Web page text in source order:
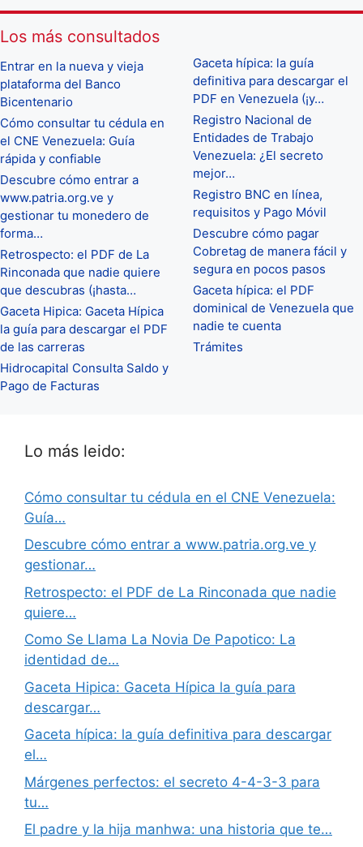
Los más consultados
Entrar en la nueva y vieja
plataforma del Banco
Bicentenario
Cómo consultar tu cédula en
el CNE Venezuela: Guía
rápida y confiable
Descubre cómo entrar a
www.patria.org.ve y
gestionar tu monedero de
forma…
Retrospecto: el PDF de La
Rinconada que nadie quiere
que descubras (¡hasta…
Gaceta Hipica: Gaceta Hípica
la guía para descargar el PDF
de las carreras
Hidrocapital Consulta Saldo y
Pago de Facturas
Gaceta hípica: la guía
definitiva para descargar el
PDF en Venezuela (¡y…
Registro Nacional de
Entidades de Trabajo
Venezuela: ¿El secreto
mejor…
Registro BNC en línea,
requisitos y Pago Móvil
Descubre cómo pagar
Cobretag de manera fácil y
segura en pocos pasos
Gaceta hípica: el PDF
dominical de Venezuela que
nadie te cuenta
Trámites
Lo más leido:
Cómo consultar tu cédula en el CNE Venezuela:
Guía…
Descubre cómo entrar a www.patria.org.ve y
gestionar…
Retrospecto: el PDF de La Rinconada que nadie
quiere…
Como Se Llama La Novia De Papotico: La
identidad de…
Gaceta Hipica: Gaceta Hípica la guía para
descargar…
Gaceta hípica: la guía definitiva para descargar
el…
Márgenes perfectos: el secreto 4-4-3-3 para
tu…
El padre y la hija manhwa: una historia que te…